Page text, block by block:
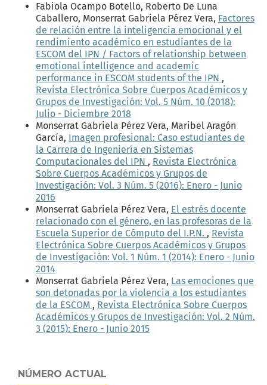
Fabiola Ocampo Botello, Roberto De Luna
Caballero, Monserrat Gabriela Pérez Vera, Factores
de relación entre la inteligencia emocional y el
rendimiento académico en estudiantes de la
ESCOM del IPN / Factors of relationship between
emotional intelligence and academic
performance in ESCOM students of the IPN ,
Revista Electrónica Sobre Cuerpos Académicos y
Grupos de Investigación: Vol. 5 Núm. 10 (2018):
Julio - Diciembre 2018
Monserrat Gabriela Pérez Vera, Maribel Aragón
García, Imagen profesional: Caso estudiantes de
la Carrera de Ingeniería en Sistemas
Computacionales del IPN , Revista Electrónica
Sobre Cuerpos Académicos y Grupos de
Investigación: Vol. 3 Núm. 5 (2016): Enero - Junio
2016
Monserrat Gabriela Pérez Vera, El estrés docente
relacionado con el género, en las profesoras de la
Escuela Superior de Cómputo del I.P.N. , Revista
Electrónica Sobre Cuerpos Académicos y Grupos
de Investigación: Vol. 1 Núm. 1 (2014): Enero - Junio
2014
Monserrat Gabriela Pérez Vera, Las emociones que
son detonadas por la violencia a los estudiantes
de la ESCOM , Revista Electrónica Sobre Cuerpos
Académicos y Grupos de Investigación: Vol. 2 Núm.
3 (2015): Enero - Junio 2015
NÚMERO ACTUAL